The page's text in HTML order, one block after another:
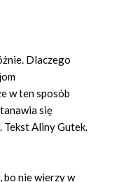
Dlaczego
w ten sposób
się
Aliny Gutek.
bo nie wierzy w